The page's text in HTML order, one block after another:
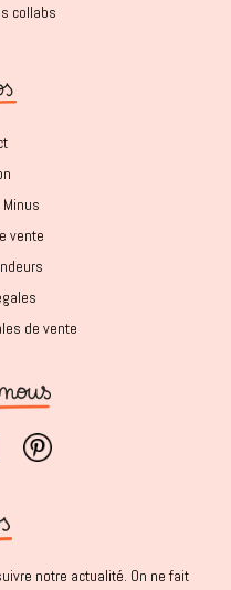
collabs
vente
de vente
notre actualité. On ne fait